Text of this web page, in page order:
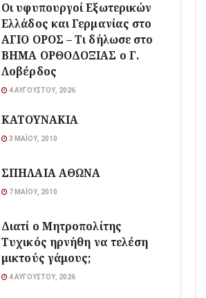
Οι υφυπουργοί Εξωτερικών
Ελλάδος και Γερμανίας στο
ΑΓΙΟ ΟΡΟΣ – Τι δήλωσε στο
ΒΗΜΑ ΟΡΘΟΔΟΞΙΑΣ ο Γ.
Λοβέρδος
4 ΑΥΓΟΎΣΤΟΥ, 2026
ΚΑΤΟΥΝΑΚΙΑ
3 ΜΑΪ́ΟΥ, 2010
ΣΠΗΛΑΙΑ ΑΘΩΝΑ
7 ΜΑΪ́ΟΥ, 2010
Διατί ο Μητροπολίτης
Τυχικός ηρνήθη να τελέση
μικτούς γάμους;
4 ΑΥΓΟΎΣΤΟΥ, 2026